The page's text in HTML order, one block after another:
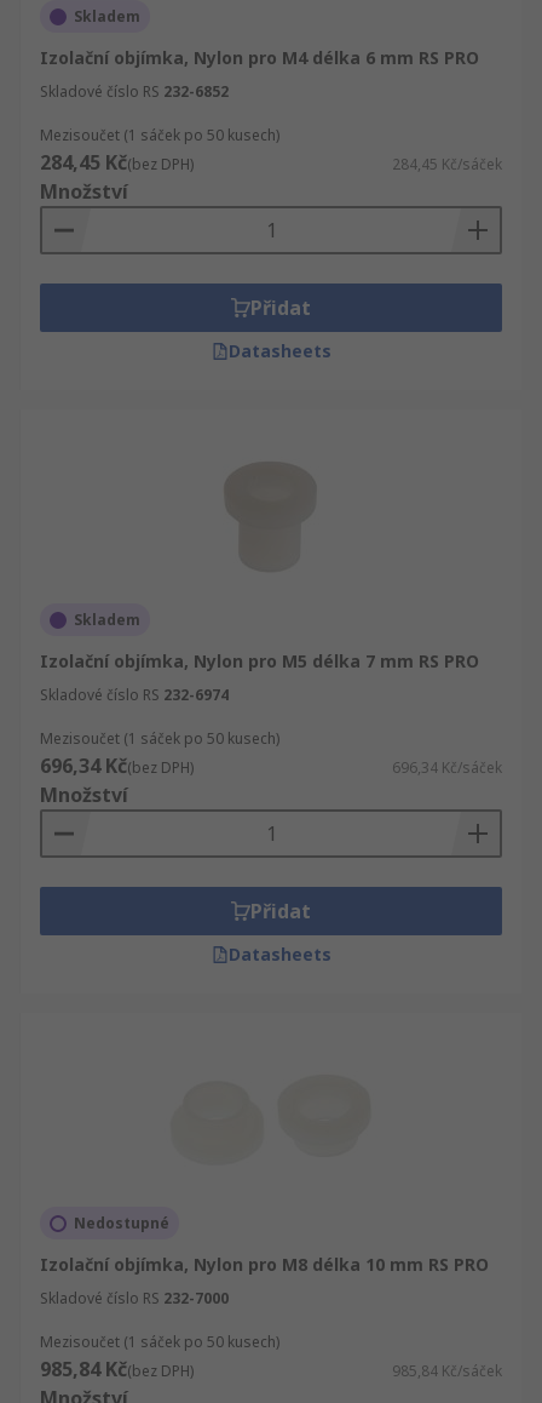
Skladem
Izolační objímka, Nylon pro M4 délka 6 mm RS PRO
Skladové číslo RS 232-6852
Mezisoučet (1 sáček po 50 kusech)
284,45 Kč(bez DPH) 284,45 Kč/sáček
Množství
Přidat
Datasheets
Skladem
Izolační objímka, Nylon pro M5 délka 7 mm RS PRO
Skladové číslo RS 232-6974
Mezisoučet (1 sáček po 50 kusech)
696,34 Kč(bez DPH) 696,34 Kč/sáček
Množství
Přidat
Datasheets
Nedostupné
Izolační objímka, Nylon pro M8 délka 10 mm RS PRO
Skladové číslo RS 232-7000
Mezisoučet (1 sáček po 50 kusech)
985,84 Kč(bez DPH) 985,84 Kč/sáček